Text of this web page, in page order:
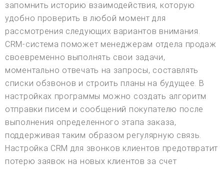
запомнить историю взаимодействия, которую
удобно проверить в любой момент для
рассмотрения следующих вариантов внимания.
CRM-система поможет менеджерам отдела продаж
своевременно выполнять свои задачи,
моментально отвечать на запросы, составлять
списки обзвонов и строить планы на будущее. В
настройках программы можно создать алгоритм
отправки писем и сообщений покупателю после
выполнения определенного этапа заказа,
поддерживая таким образом регулярную связь.
Настройка CRM для звонков клиентов предотвратит
потерю заявок на новых клиентов за счет